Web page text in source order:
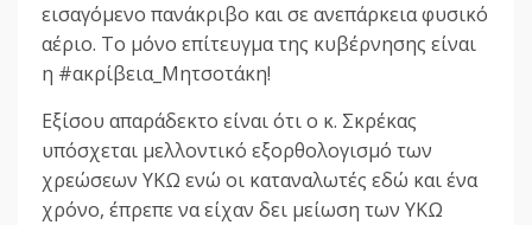
εισαγόμενο πανάκριβο και σε ανεπάρκεια φυσικό
αέριο. Το μόνο επίτευγμα της κυβέρνησης είναι
η #ακρίβεια_Μητσοτάκη!
Εξίσου απαράδεκτο είναι ότι ο κ. Σκρέκας
υπόσχεται μελλοντικό εξορθολογισμό των
χρεώσεων ΥΚΩ ενώ οι καταναλωτές εδώ και ένα
χρόνο, έπρεπε να είχαν δει μείωση των ΥΚΩ